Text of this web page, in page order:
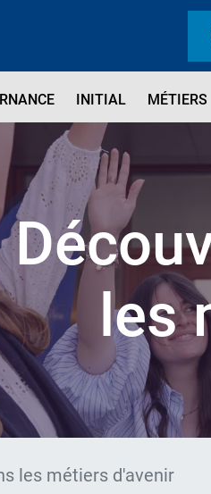
INITIAL MÉTIERS
les
les métiers d'avenir